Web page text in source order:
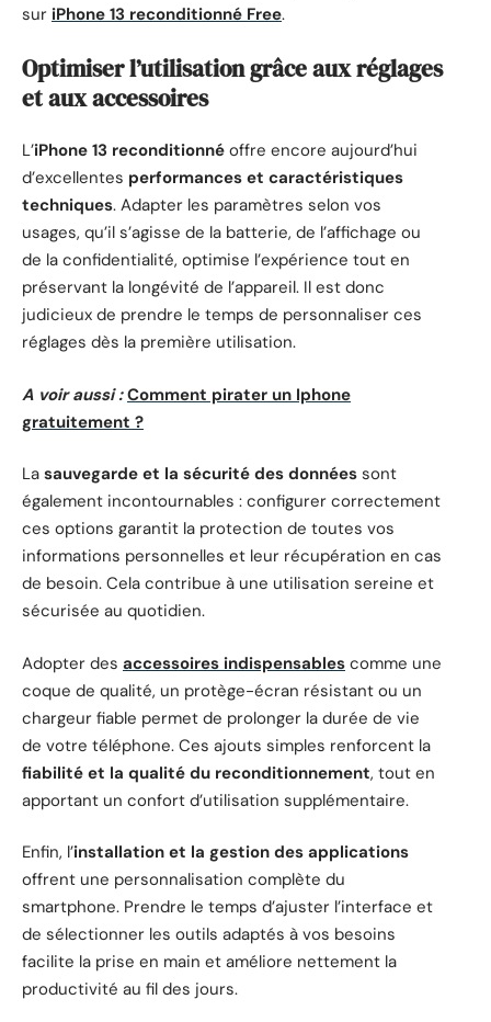
sur iPhone 13 reconditionné Free.
Optimiser l’utilisation grâce aux réglages
et aux accessoires
L’iPhone 13 reconditionné offre encore aujourd’hui
d’excellentes performances et caractéristiques
techniques. Adapter les paramètres selon vos
usages, qu’il s’agisse de la batterie, de l’affichage ou
de la confidentialité, optimise l’expérience tout en
préservant la longévité de l’appareil. Il est donc
judicieux de prendre le temps de personnaliser ces
réglages dès la première utilisation.
A voir aussi : Comment pirater un Iphone
gratuitement ?
La sauvegarde et la sécurité des données sont
également incontournables : configurer correctement
ces options garantit la protection de toutes vos
informations personnelles et leur récupération en cas
de besoin. Cela contribue à une utilisation sereine et
sécurisée au quotidien.
Adopter des accessoires indispensables comme une
coque de qualité, un protège-écran résistant ou un
chargeur fiable permet de prolonger la durée de vie
de votre téléphone. Ces ajouts simples renforcent la
fiabilité et la qualité du reconditionnement, tout en
apportant un confort d’utilisation supplémentaire.
Enfin, l’installation et la gestion des applications
offrent une personnalisation complète du
smartphone. Prendre le temps d’ajuster l’interface et
de sélectionner les outils adaptés à vos besoins
facilite la prise en main et améliore nettement la
productivité au fil des jours.